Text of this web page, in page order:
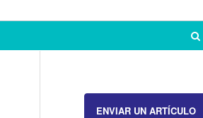
ENVIAR UN ARTÍCULO